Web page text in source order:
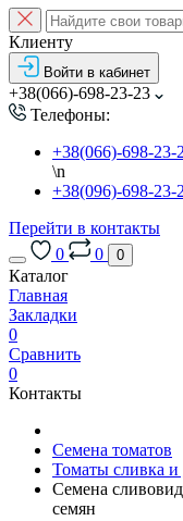
Клиенту
Войти в кабинет
+38(066)-698-23-23
Телефоны:
+38(066)-698-23-
\n
+38(096)-698-23-
Перейти в контакты
0
0 0
Каталог
Главная
Закладки
0
Сравнить
0
Контакты
Семена томатов
Томаты сливка и
Семена
семян